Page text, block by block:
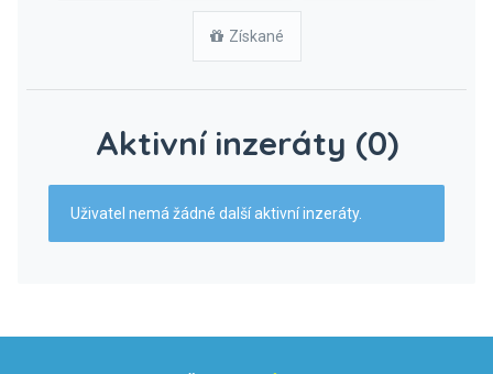
Získané
Aktivní inzeráty (0)
Uživatel nemá žádné další aktivní inzeráty.